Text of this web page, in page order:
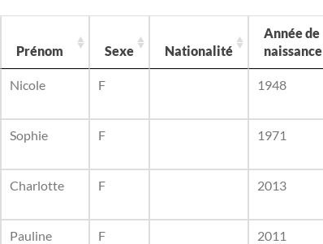
Prénom Sexe Nationalité
Année de
naissance
Nicole F 1948
Sophie F 1971
Charlotte F 2013
Pauline F 2011